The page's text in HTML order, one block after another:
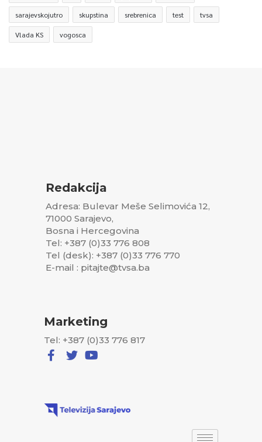
sarajevskojutro skupstina srebrenica test tvsa
Vlada KS vogosca
Redakcija
Adresa: Bulevar Meše Selimovića 12,
71000 Sarajevo,
Bosna i Hercegovina
Tel: +387 (0)33 776 808
Tel (desk): +387 (0)33 776 770
E-mail : pitajte@tvsa.ba
Marketing
Tel: +387 (0)33 776 817